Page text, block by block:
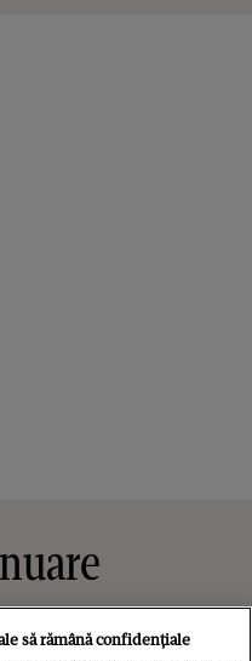
să rămână confidențiale